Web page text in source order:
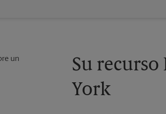
Su recurso
York